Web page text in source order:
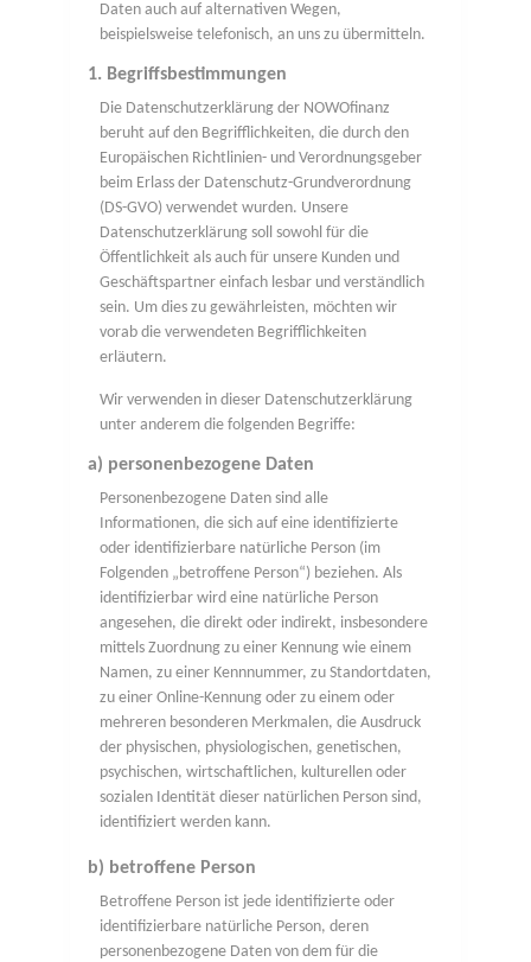
Daten auch auf alternativen Wegen,
beispielsweise telefonisch, an uns zu übermitteln.
1. Begriffsbestimmungen
Die Datenschutzerklärung der NOWOfinanz
beruht auf den Begrifflichkeiten, die durch den
Europäischen Richtlinien- und Verordnungsgeber
beim Erlass der Datenschutz-Grundverordnung
(DS-GVO) verwendet wurden. Unsere
Datenschutzerklärung soll sowohl für die
Öffentlichkeit als auch für unsere Kunden und
Geschäftspartner einfach lesbar und verständlich
sein. Um dies zu gewährleisten, möchten wir
vorab die verwendeten Begrifflichkeiten
erläutern.
Wir verwenden in dieser Datenschutzerklärung
unter anderem die folgenden Begriffe:
a) personenbezogene Daten
Personenbezogene Daten sind alle
Informationen, die sich auf eine identifizierte
oder identifizierbare natürliche Person (im
Folgenden „betroffene Person“) beziehen. Als
identifizierbar wird eine natürliche Person
angesehen, die direkt oder indirekt, insbesondere
mittels Zuordnung zu einer Kennung wie einem
Namen, zu einer Kennnummer, zu Standortdaten,
zu einer Online-Kennung oder zu einem oder
mehreren besonderen Merkmalen, die Ausdruck
der physischen, physiologischen, genetischen,
psychischen, wirtschaftlichen, kulturellen oder
sozialen Identität dieser natürlichen Person sind,
identifiziert werden kann.
b) betroffene Person
Betroffene Person ist jede identifizierte oder
identifizierbare natürliche Person, deren
personenbezogene Daten von dem für die